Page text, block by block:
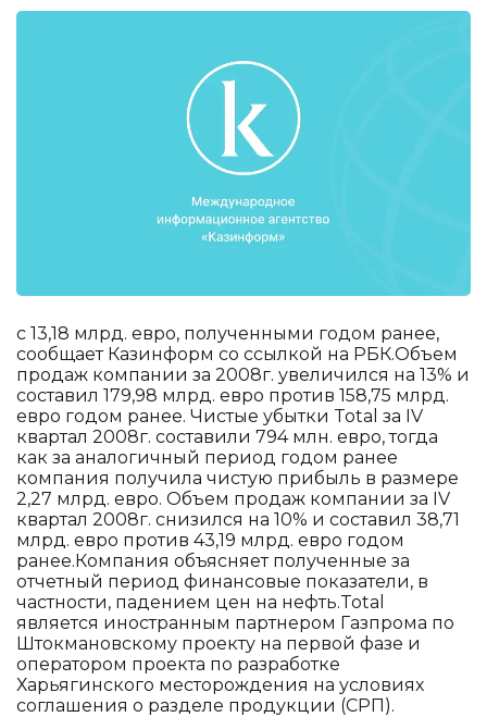
с 13,18 млрд. евро, полученными годом ранее,
сообщает Казинформ со ссылкой на РБК.Объем
продаж компании за 2008г. увеличился на 13% и
составил 179,98 млрд. евро против 158,75 млрд.
евро годом ранее. Чистые убытки Total за IV
квартал 2008г. составили 794 млн. евро, тогда
как за аналогичный период годом ранее
компания получила чистую прибыль в размере
2,27 млрд. евро. Объем продаж компании за IV
квартал 2008г. снизился на 10% и составил 38,71
млрд. евро против 43,19 млрд. евро годом
ранее.Компания объясняет полученные за
отчетный период финансовые показатели, в
частности, падением цен на нефть.Total
является иностранным партнером Газпрома по
Штокмановскому проекту на первой фазе и
оператором проекта по разработке
Харьягинского месторождения на условиях
соглашения о разделе продукции (СРП).